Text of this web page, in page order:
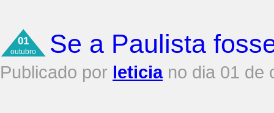
01
outubro Se a Paulista
Publicado por leticiano dia 01 de